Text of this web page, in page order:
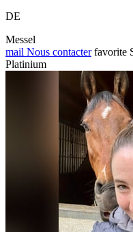
DE
Messel
mail Nous contacter favorite
Platinium